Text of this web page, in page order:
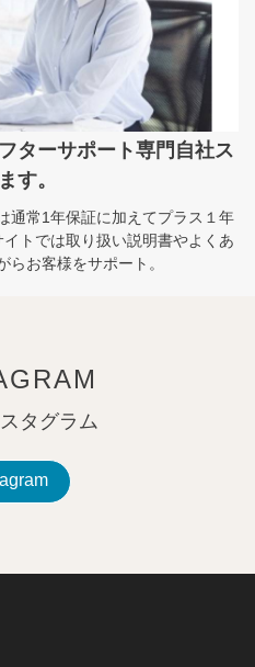
ターサポート専門自社ス
す。
通常1年保証に加えてプラス１年
トでは取り扱い説明書やよくあ
らお客様をサポート。
タグラム